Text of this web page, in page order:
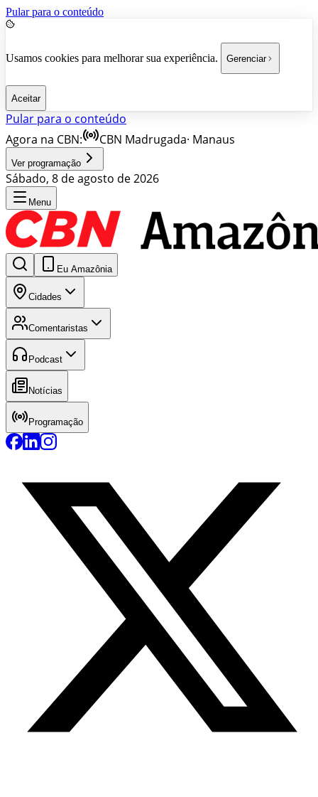
Pular para o conteúdo
Usamos cookies para melhorar sua experiência. Gerenciar
Aceitar
Pular para o conteúdo
Agora na CBN:
CBN Madrugada· Manaus
Ver programação
Sábado, 8 de agosto de 2026
Menu
Eu Amazônia
Cidades
Comentaristas
Podcast
Notícias
Programação